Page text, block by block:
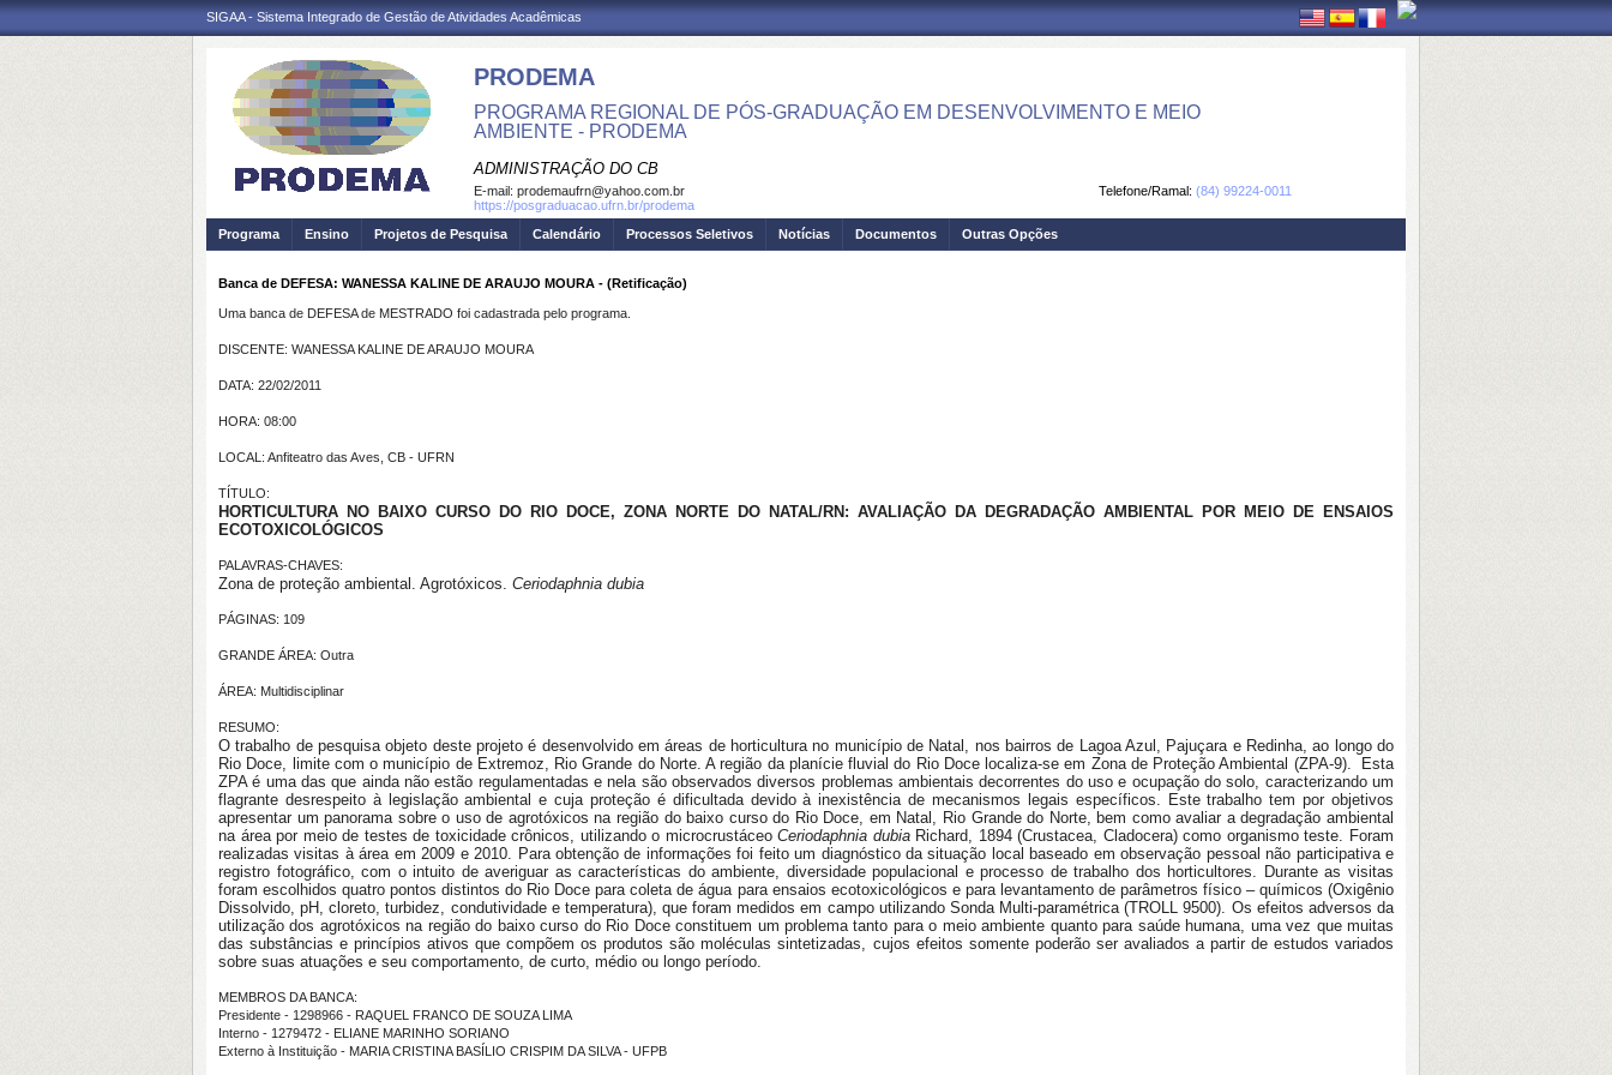
SIGAA - Sistema Integrado de Gestão de Atividades Acadêmicas
PRODEMA
PROGRAMA REGIONAL DE PÓS-GRADUAÇÃO EM DESENVOLVIMENTO E MEIO
AMBIENTE - PRODEMA
ADMINISTRAÇÃO DO CB
Telefone/Ramal: (84) 99224-0011
E-mail: prodemaufrn@yahoo.com.br
https://posgraduacao.ufrn.br/prodema
Programa
Ensino Projetos de Pesquisa Calendário Processos Seletivos Notícias Documentos Outras Opções
Banca de DEFESA: WANESSA KALINE DE ARAUJO MOURA - (Retificação)
Uma banca de DEFESA de MESTRADO foi cadastrada pelo programa.
DISCENTE: WANESSA KALINE DE ARAUJO MOURA
DATA: 22/02/2011
HORA: 08:00
LOCAL: Anfiteatro das Aves, CB - UFRN
TÍTULO:
HORTICULTURA NO BAIXO CURSO DO RIO DOCE, ZONA NORTE DO NATAL/RN: AVALIAÇÃO DA DEGRADAÇÃO AMBIENTAL POR MEIO DE ENSAIOS
ECOTOXICOLÓGICOS
PALAVRAS-CHAVES:
Zona de proteção ambiental. Agrotóxicos. Ceriodaphnia dubia
PÁGINAS: 109
GRANDE ÁREA: Outra
ÁREA: Multidisciplinar
RESUMO:
O trabalho de pesquisa objeto deste projeto é desenvolvido em áreas de horticultura no município de Natal, nos bairros de Lagoa Azul, Pajuçara e Redinha, ao longo do
Rio Doce, limite com o município de Extremoz, Rio Grande do Norte. A região da planície fluvial do Rio Doce localiza-se em Zona de Proteção Ambiental (ZPA-9). Esta
ZPA é uma das que ainda não estão regulamentadas e nela são observados diversos problemas ambientais decorrentes do uso e ocupação do solo, caracterizando um
flagrante desrespeito à legislação ambiental e cuja proteção é dificultada devido à inexistência de mecanismos legais específicos. Este trabalho tem por objetivos
apresentar um panorama sobre o uso de agrotóxicos na região do baixo curso do Rio Doce, em Natal, Rio Grande do Norte, bem como avaliar a degradação ambiental
na área por meio de testes de toxicidade crônicos, utilizando o microcrustáceoCeriodaphnia dubiaRichard, 1894 (Crustacea, Cladocera) como organismo teste. Foram
realizadas visitas à área em 2009 e 2010. Para obtenção de informações foi feito um diagnóstico da situação local baseado em observação pessoal não participativa e
registro fotográfico, com o intuito de averiguar as características do ambiente, diversidade populacional e processo de trabalho dos horticultores. Durante as visitas
foram escolhidos quatro pontos distintos do Rio Doce para coleta de água para ensaios ecotoxicológicos e para levantamento de parâmetros físico – químicos (Oxigênio
Dissolvido, pH, cloreto, turbidez, condutividade e temperatura), que foram medidos em campo utilizando Sonda Multi-paramétrica (TROLL 9500). Os efeitos adversos da
utilização dos agrotóxicos na região do baixo curso do Rio Doce constituem um problema tanto para o meio ambiente quanto para saúde humana, uma vez que muitas
das substâncias e princípios ativos que compõem os produtos são moléculas sintetizadas, cujos efeitos somente poderão ser avaliados a partir de estudos variados
sobre suas atuações e seu comportamento, de curto, médio ou longo período.
MEMBROS DA BANCA:
Presidente - 1298966 - RAQUEL FRANCO DE SOUZA LIMA
Interno - 1279472 - ELIANE MARINHO SORIANO
Externo à Instituição - MARIA CRISTINA BASÍLIO CRISPIM DA SILVA - UFPB